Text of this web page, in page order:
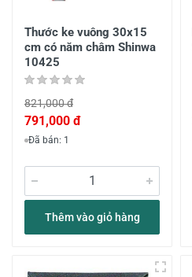
Thước ke vuông 30x15
cm có năm châm Shinwa
10425
821,000 đ
791,000 đ
Đã bán: 1
Thêm vào giỏ hàng